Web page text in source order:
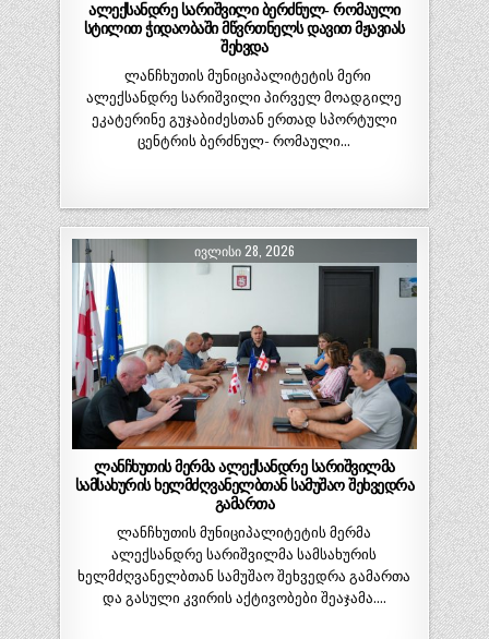
ალექსანდრე სარიშვილი ბერძნულ- რომაული
სტილით ჭიდაობაში მწვრთნელს დავით მჟავიას
შეხვდა
ლანჩხუთის მუნიციპალიტეტის მერი
ალექსანდრე სარიშვილი პირველ მოადგილე
ეკატერინე გუჯაბიძესთან ერთად სპორტული
ცენტრის ბერძნულ- რომაული…
ᲘᲕᲚᲘᲡᲘ 28, 2026
ლანჩხუთის მერმა ალექსანდრე სარიშვილმა
სამსახურის ხელმძღვანელბთან სამუშაო შეხვედრა
გამართა
ლანჩხუთის მუნიციპალიტეტის მერმა
ალექსანდრე სარიშვილმა სამსახურის
ხელმძღვანელბთან სამუშაო შეხვედრა გამართა
და გასული კვირის აქტივობები შეაჯამა….